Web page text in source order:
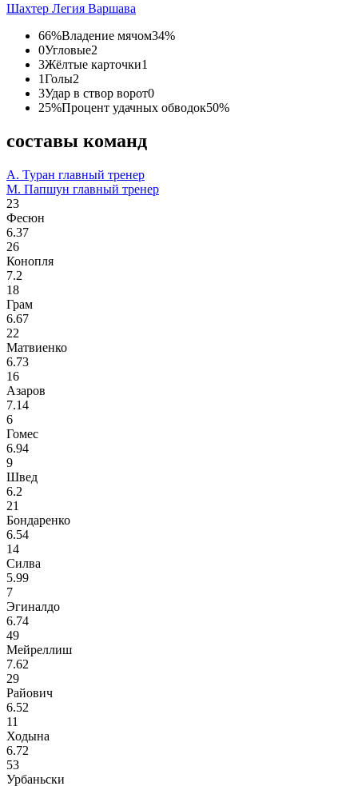
Шахтер Легия Варшава
66%Владение мячом34%
0Угловые2
3Жёлтые карточки1
1Голы2
3Удар в створ ворот0
25%Процент удачных обводок50%
составы команд
А. Туран главный тренер
М. Папшун главный тренер
23
Фесюн
6.37
26
Конопля
7.2
18
Грам
6.67
22
Матвиенко
6.73
16
Азаров
7.14
6
Гомес
6.94
9
Швед
6.2
21
Бондаренко
6.54
14
Силва
5.99
7
Эгиналдо
6.74
49
Мейреллиш
7.62
29
Райович
6.52
11
Ходына
6.72
53
Урбаньски